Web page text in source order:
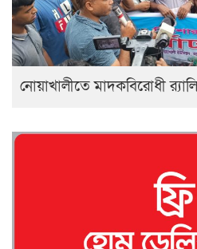
নোয়াখালীতে মাদকবিরোধী